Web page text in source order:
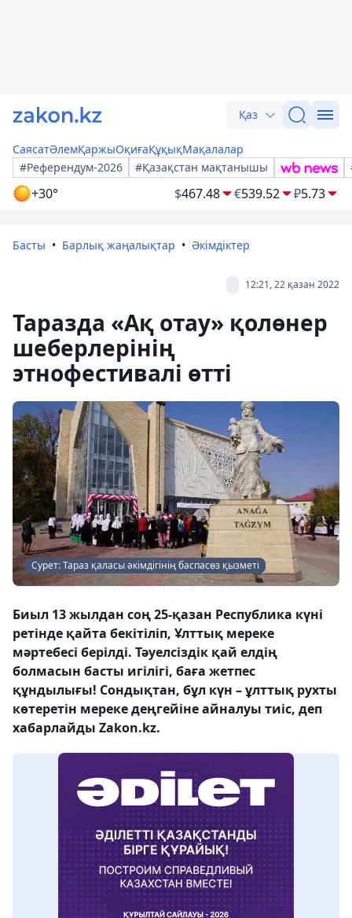
Қаз
СаясатӘлемҚаржыОқиғаҚұқықМақалалар
#Референдум-2026
#Қазақстан мақтанышы
+30° $467.48 €539.52 ₽5.73
Басты Барлық жаңалықтар Әкімдіктер
12:21, 22 қазан 2022
Таразда «Ақ отау» қолөнер
шеберлерінің
этнофестивалі өтті
Сурет: Тараз қаласы әкімдігінің баспасөз қызметі
Биыл 13 жылдан соң 25-қазан Республика күні
ретінде қайта бекітіліп, Ұлттық мереке
мәртебесі берілді. Тәуелсіздік қай елдің
болмасын басты игілігі, баға жетпес
құндылығы! Сондықтан, бұл күн – ұлттық рухты
көтеретін мереке деңгейіне айналуы тиіс, деп
хабарлайды Zakon.kz.